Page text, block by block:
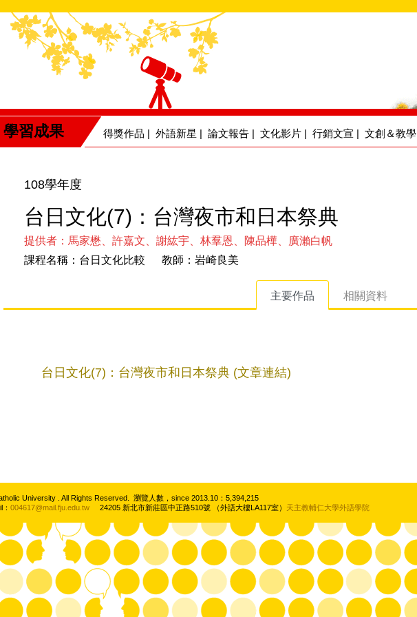
學習成果 得獎作品 | 外語新星 | 論文報告 | 文化影片 | 行銷文宣 | 文創＆教學
108學年度
台日文化(7)：台灣夜市和日本祭典
提供者：馬家懋、許嘉文、謝紘宇、林羣恩、陳品樺、廣瀨白帆
課程名稱：台日文化比較 教師：岩崎良美
主要作品 相關資料
台日文化(7)：台灣夜市和日本祭典 (文章連結)
University . All Rights Reserved. 瀏覽人數，since 2013.10：5,394,215
004617@mail.fju.edu.tw 24205 新北市新莊區中正路510號 （外語大樓LA117室） 天主教輔仁大學外語學院